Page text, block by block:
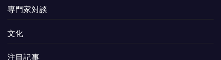
専門家対談
文化
注目記事